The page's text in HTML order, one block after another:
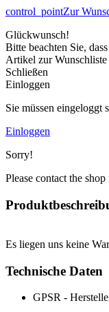
control_pointZur
Glückwunsch!
Bitte beachten Sie,
Artikel zur
Schließen
Einloggen
Sie müssen
Einloggen
Sorry!
Please contact the
Es liegen uns keine
Technische Daten
GPSR -